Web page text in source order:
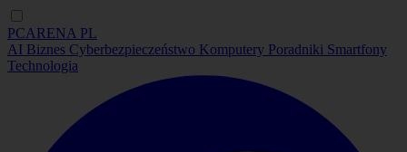
PCARENA PL
AI Biznes Cyberbezpieczeństwo Komputery Poradniki Smartfony
Technologia